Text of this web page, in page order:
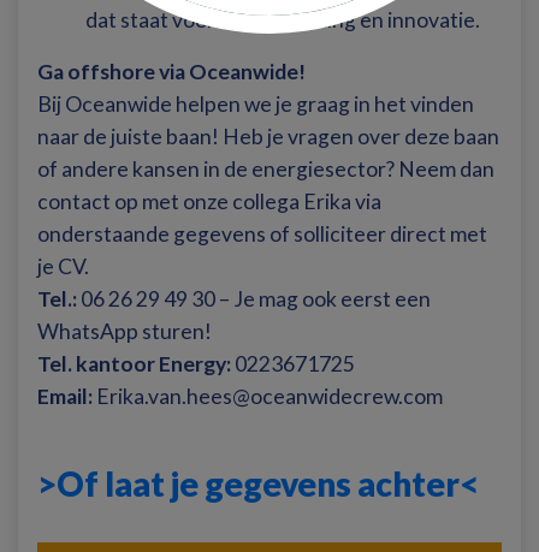
dat staat voor samenwerking en innovatie.
Ga offshore via Oceanwide!
Bij Oceanwide helpen we je graag in het vinden
naar de juiste baan! Heb je vragen over deze baan
of andere kansen in de energiesector? Neem dan
contact op met onze collega Erika via
onderstaande gegevens of solliciteer direct met
je CV.
Tel.: 06 26 29 49 30 – Je mag ook eerst een
WhatsApp sturen!
Tel. kantoor Energy: 0223671725
Email: Erika.van.hees@oceanwidecrew.com
>Of laat je gegevens achter<